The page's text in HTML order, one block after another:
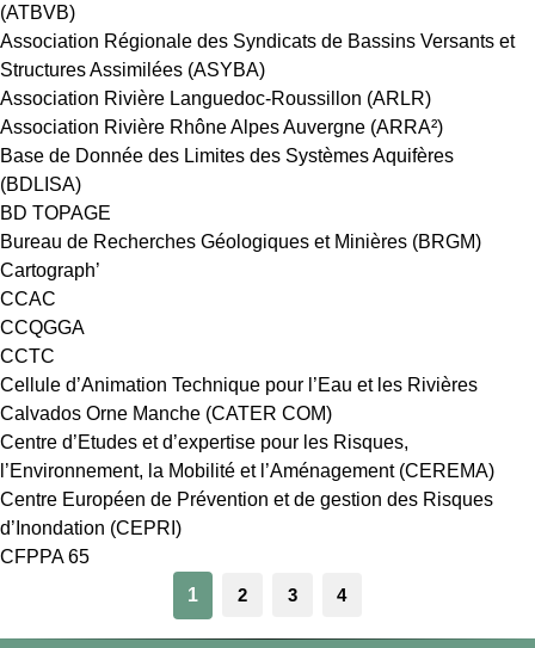
(ATBVB)
Association Régionale des Syndicats de Bassins Versants et
Structures Assimilées (ASYBA)
Association Rivière Languedoc-Roussillon (ARLR)
Association Rivière Rhône Alpes Auvergne (ARRA²)
Base de Donnée des Limites des Systèmes Aquifères
(BDLISA)
BD TOPAGE
Bureau de Recherches Géologiques et Minières (BRGM)
Cartograph’
CCAC
CCQGGA
CCTC
Cellule d’Animation Technique pour l’Eau et les Rivières
Calvados Orne Manche (CATER COM)
Centre d’Etudes et d’expertise pour les Risques,
l’Environnement, la Mobilité et l’Aménagement (CEREMA)
Centre Européen de Prévention et de gestion des Risques
d’Inondation (CEPRI)
CFPPA 65
1
2 3 4